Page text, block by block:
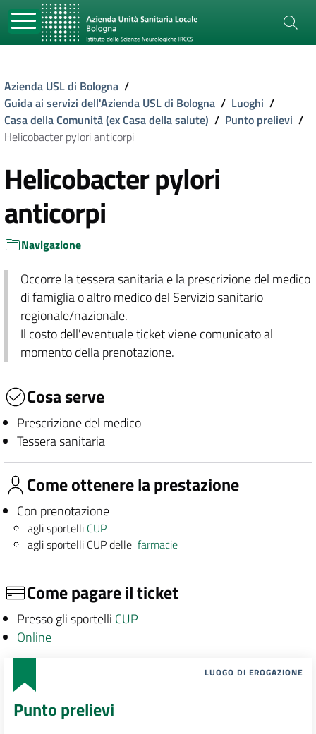
Azienda USL di Bologna /
Guida ai servizi dell'Azienda USL di Bologna / Luoghi /
Casa della Comunità (ex Casa della salute) / Punto prelievi /
Helicobacter pylori anticorpi
Helicobacter pylori
anticorpi
Navigazione
Occorre la tessera sanitaria e la prescrizione del medico
di famiglia o altro medico del Servizio sanitario
regionale/nazionale.
Il costo dell'eventuale ticket viene comunicato al
momento della prenotazione.
Cosa serve
Prescrizione del medico
Tessera sanitaria
Come ottenere la prestazione
Con prenotazione
agli sportelli CUP
agli sportelli CUP dellefarmacie
Come pagare il ticket
Presso gli sportelli CUP
Online
LUOGO DI EROGAZIONE
Punto prelievi